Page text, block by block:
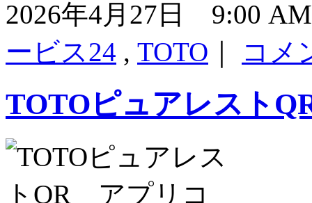
2026年4月27日 9:00
ービス24 , TOTO ｜ コメ
TOTOピュアレスト